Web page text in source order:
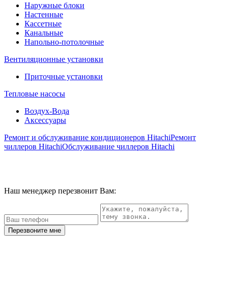
Наружные блоки
Настенные
Кассетные
Канальные
Напольно-потолочные
Вентиляционные установки
Приточные установки
Тепловые насосы
Воздух-Вода
Аксессуары
Ремонт и обслуживание кондиционеров HitachiРемонт
чиллеров HitachiОбслуживание чиллеров Hitachi
Наш менеджер перезвонит Вам:
Перезвоните мне